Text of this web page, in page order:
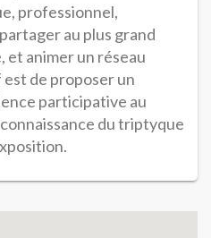
professionnel,
au plus grand
et animer un réseau
est de proposer un
participative au
du triptyque